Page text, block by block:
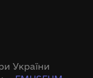
України